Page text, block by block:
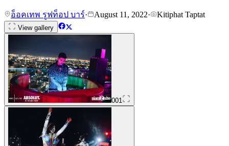
อ็อคเทพ รูฟท็อป บาร์· August 11, 2022· Kitiphat Taptat
View gallery
001